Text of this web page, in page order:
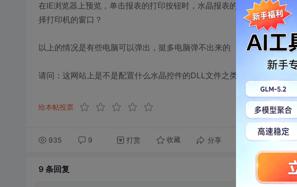
在IE浏览器上预览，单击报表的打印按钮时，水晶报表的打印控件上的
择打印机的窗口？
以上的情况是有些电脑可以弹出，挺多电脑弹不出来的
请问：这网站上是不是配置什么水晶控件的DLL文件之类的？还是要怎么
给本帖投票
935 9 打赏 收藏 分享 转发到动态
9 条回复